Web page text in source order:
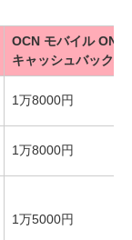
OCN モバイル ONE
キャッシュバック額
1万8000円
1万8000円
1万5000円